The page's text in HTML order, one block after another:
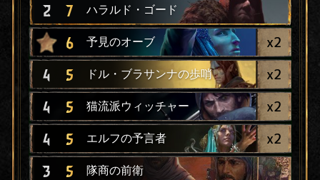
2 7 ハラルド・ゴード
6 予見のオーブ x2
4 5 ドル・ブラサンナの歩哨 x2
4 5 猫流派ウィッチャー x2
4 5 エルフの予言者 x2
3 5 隊商の前衛